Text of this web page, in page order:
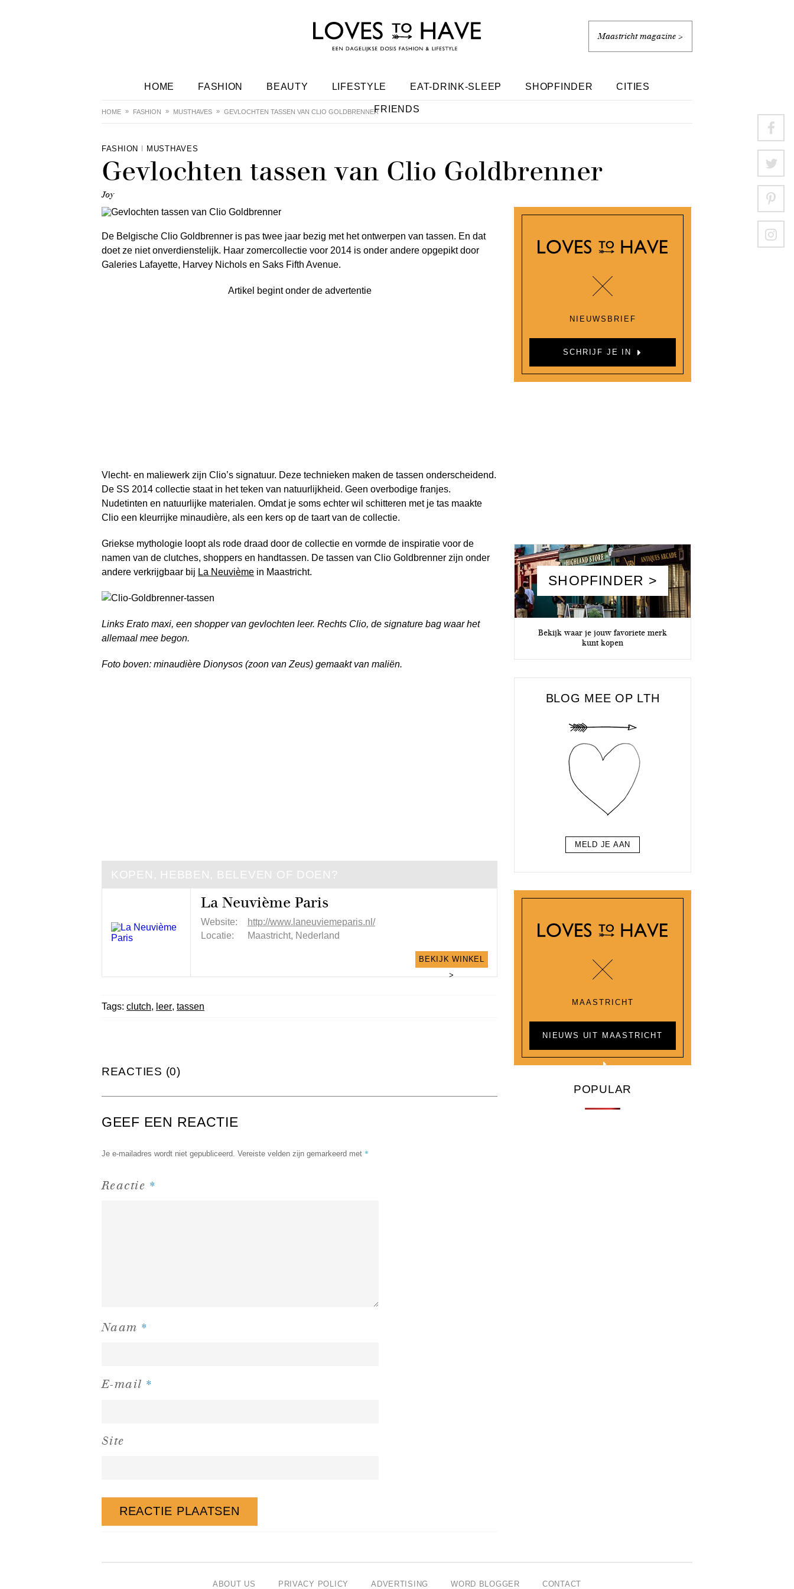
Maastricht magazine >
HOME FASHION BEAUTY LIFESTYLE EAT-DRINK-SLEEP SHOPFINDER CITIES
FRIENDS
HOME FASHION MUSTHAVES GEVLOCHTEN TASSEN VAN CLIO GOLDBRENNER
FASHION MUSTHAVES
Gevlochten tassen van Clio Goldbrenner
Joy
De Belgische Clio Goldbrenner is pas twee jaar bezig met het ontwerpen van tassen. En dat
doet ze niet onverdienstelijk. Haar zomercollectie voor 2014 is onder andere opgepikt door
Galeries Lafayette, Harvey Nichols en Saks Fifth Avenue.
Artikel begint onder de advertentie
Vlecht- en maliewerk zijn Clio’s signatuur. Deze technieken maken de tassen onderscheidend.
De SS 2014 collectie staat in het teken van natuurlijkheid. Geen overbodige franjes.
Nudetinten en natuurlijke materialen. Omdat je soms echter wil schitteren met je tas maakte
Clio een kleurrijke minaudière, als een kers op de taart van de collectie.
Griekse mythologie loopt als rode draad door de collectie en vormde de inspiratie voor de
namen van de clutches, shoppers en handtassen. De tassen van Clio Goldbrenner zijn onder
andere verkrijgbaar bij La Neuvième in Maastricht.
Links Erato maxi, een shopper van gevlochten leer. Rechts Clio, de signature bag waar het
allemaal mee begon.
Foto boven: minaudière Dionysos (zoon van Zeus) gemaakt van maliën.
KOPEN, HEBBEN, BELEVEN OF DOEN?
La Neuvième Paris
Website:
http://www.laneuviemeparis.nl/
Locatie:
Maastricht, Nederland
BEKIJK WINKEL
>
Tags: clutch, leer, tassen
REACTIES (0)
GEEF EEN REACTIE
Je e-mailadres wordt niet gepubliceerd. Vereiste velden zijn gemarkeerd met *
Reactie *
Naam *
E-mail *
Site
NIEUWSBRIEF
SCHRIJF JE IN
SHOPFINDER >
Bekijk waar je jouw favoriete merk
kunt kopen
BLOG MEE OP LTH
MELD JE AAN
MAASTRICHT
NIEUWS UIT MAASTRICHT
POPULAR
ABOUT US PRIVACY POLICY ADVERTISING WORD BLOGGER CONTACT